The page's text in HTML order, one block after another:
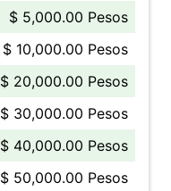
$ 5,000.00 Pesos
$ 10,000.00 Pesos
$ 20,000.00 Pesos
$ 30,000.00 Pesos
$ 40,000.00 Pesos
$ 50,000.00 Pesos